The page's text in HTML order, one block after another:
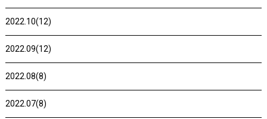
2022.10(12)
2022.09(12)
2022.08(8)
2022.07(8)